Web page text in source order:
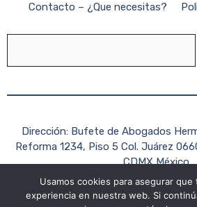
Contacto – ¿Que necesitas?
Dirección: Bufete de Abogados
Reforma 1234, Piso 5 Col. Juárez
CDMX México
Teléfono: +52 (55)
Correo electrónico:
Usamos cookies para asegurar que
experiencia en nuestra web. Si